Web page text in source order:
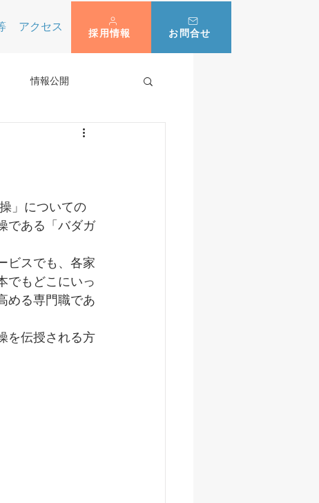
アクセス
採用情報 お問合せ
情報公開
」についての
である「バダガ
ビスでも、各家
でもどこにいっ
める専門職であ
を伝授される方